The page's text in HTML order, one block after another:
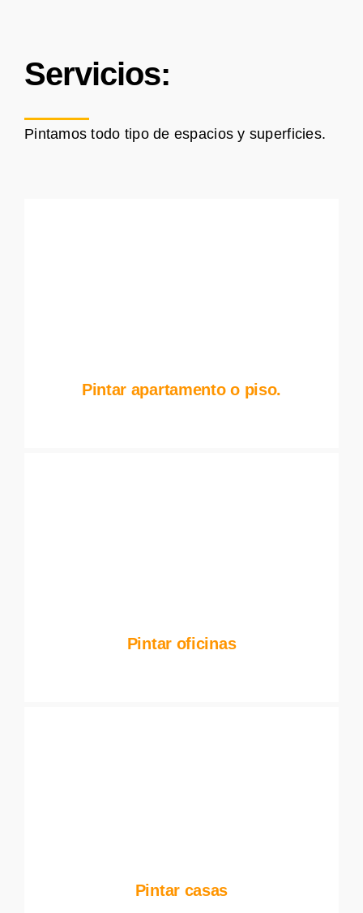
Servicios:
Pintamos todo tipo de espacios y superficies.
Pintar apartamento o piso.
Pintar oficinas
Pintar casas